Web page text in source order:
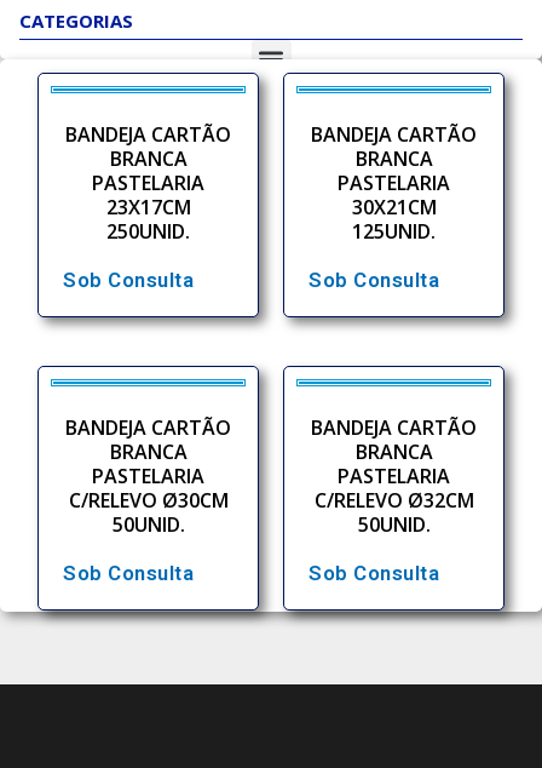
CATEGORIAS
BANDEJA CARTÃO
BRANCA
PASTELARIA
23X17CM
250UNID.
Sob Consulta
BANDEJA CARTÃO
BRANCA
PASTELARIA
30X21CM
125UNID.
Sob Consulta
BANDEJA CARTÃO
BRANCA
PASTELARIA
C/RELEVO Ø30CM
50UNID.
Sob Consulta
BANDEJA CARTÃO
BRANCA
PASTELARIA
C/RELEVO Ø32CM
50UNID.
Sob Consulta